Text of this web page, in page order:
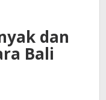
dan
Bali